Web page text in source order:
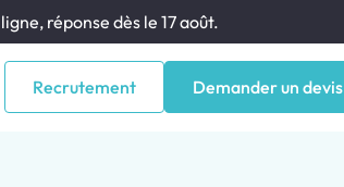
réponse dès le 17 août.
Recrutement
Demander un devis